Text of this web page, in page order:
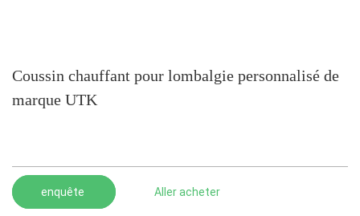
Coussin chauffant pour lombalgie personnalisé de
marque UTK
enquête Aller acheter